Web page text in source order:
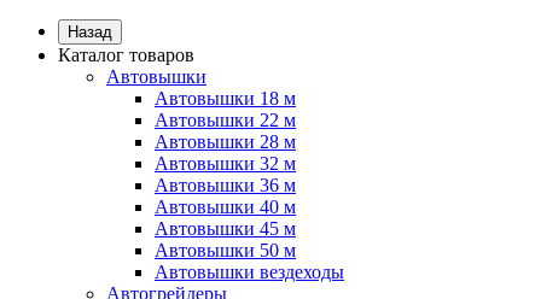
Назад
Каталог товаров
Автовышки
Автовышки 18 м
Автовышки 22 м
Автовышки 28 м
Автовышки 32 м
Автовышки 36 м
Автовышки 40 м
Автовышки 45 м
Автовышки 50 м
Автовышки вездеходы
Автогрейдеры